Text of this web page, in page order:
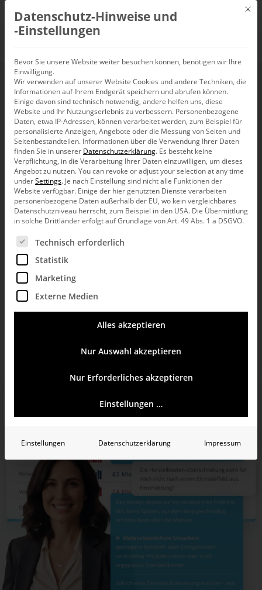
24. November 2026 – BI & Analytics Tagung 2026 in Wien
Decision
Intelligence
für bessere Entscheidungen in
Planung, Analyse und
Reporting
Mehr als Business Intelligence: mit Decision
Intelligence von Bissantz erhalten Sie nicht nur
Entscheidungsvorlagen.
Management Controlling
Mit
Datenschutz-Hinweise und
‑Einstellungen
Bevor Sie unsere Website weiter besuchen können, benötigen wir Ihre
Einwilligung.
Wir verwenden auf unserer Website Cookies und andere Techniken, die
Informationen auf Ihrem Endgerät speichern und abrufen können.
Einige davon sind technisch notwendig, andere helfen uns, diese
Website und Ihr Nutzungserlebnis zu verbessern. Personenbezogene
Daten, etwa IP-Adressen, können verarbeitet werden, zum Beispiel für
personalisierte Anzeigen, Angebote oder die Messung von Seiten und
Seitenbestandteilen. Informationen über die Verwendung Ihrer Daten
finden Sie in unserer Datenschutzerklärung. Es besteht keine
Verpflichtung, in die Verarbeitung Ihrer Daten einzuwilligen, um dieses
Angebot zu nutzen.You can revoke or adjust your selection at any time
underSettings. Je nach Einstellung sind nicht alle Funktionen der
Website verfügbar. Einige der hier genutzten Dienste verarbeiten
personenbezogene Daten außerhalb der EU, wo kein vergleichbares
Datenschutzniveau herrscht, zum Beispiel in den USA. Die Übermittlung
in solche Drittländer erfolgt auf Grundlage von Art. 49 Abs. 1 a DSGVO.
Es folgt eine Liste der Service-Gruppen, für die eine
Technisch erforderlich
Statistik
Marketing
Externe Medien
Alles akzeptieren
Nur Auswahl akzeptieren
Nur Erforderliches akzeptieren
Einstellungen …
Einstellungen Datenschutzerklärung Impressum